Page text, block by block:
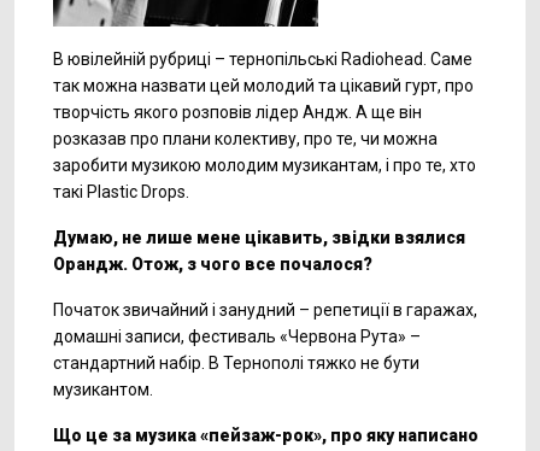
В ювілейній рубриці – тернопільські Radiohead. Саме
так можна назвати цей молодий та цікавий гурт, про
творчість якого розповів лідер Андж. А ще він
розказав про плани колективу, про те, чи можна
заробити музикою молодим музикантам, і про те, хто
такі Plastic Drops.
Думаю, не лише мене цікавить, звідки взялися
Орандж. Отож, з чого все почалося?
Початок звичайний і занудний – репетиції в гаражах,
домашні записи, фестиваль «Червона Рута» –
стандартний набір. В Тернополі тяжко не бути
музикантом.
Що це за музика «пейзаж-рок», про яку написано